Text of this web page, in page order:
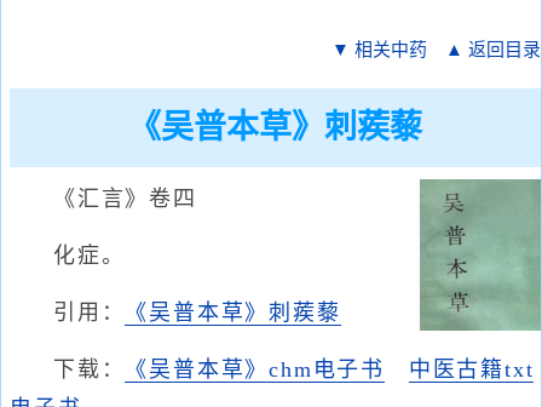
▼ 相关中药 ▲ 返回目录
《吴普本草》刺蒺藜
《汇言》卷四
化症。
引用： 《吴普本草》刺蒺藜
下载： 《吴普本草》chm电子书
中医古籍txt